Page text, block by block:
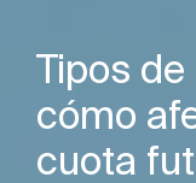
Tipos
cómo
cuota